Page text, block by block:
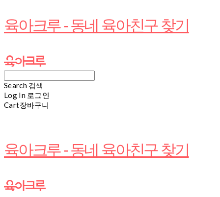
육아크루 - 동네 육아친구 찾기
Search 검색
Log In 로그인
Cart장바구니
육아크루 - 동네 육아친구 찾기